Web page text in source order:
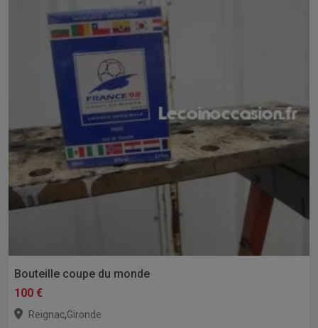
Bouteille coupe du monde
100 €
Reignac,Gironde